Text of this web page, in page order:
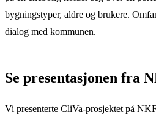
bygningstyper, aldre og brukere.
dialog med kommunen.
Se presentasjonen fra
Vi presenterte CliVa-prosjektet på